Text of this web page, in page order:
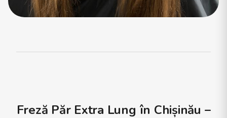
Freză Păr Extra Lung în Chișinău –